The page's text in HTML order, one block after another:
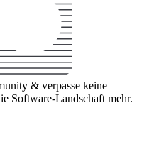
& verpasse keine
Software-Landschaft mehr.